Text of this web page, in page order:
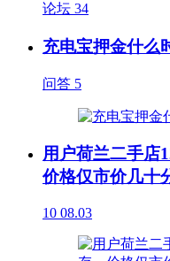
论坛 34
充电宝押金什么
问答 5
用户荷兰二手店
价格仅市价几十
10 08.03